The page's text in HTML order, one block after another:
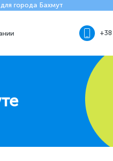
города Бахмут